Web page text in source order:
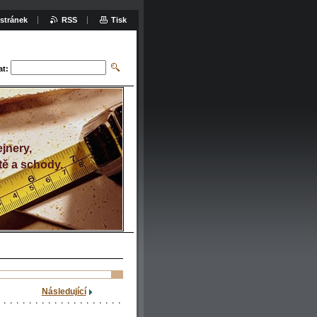
a schody.
Následující
RSS Tisk